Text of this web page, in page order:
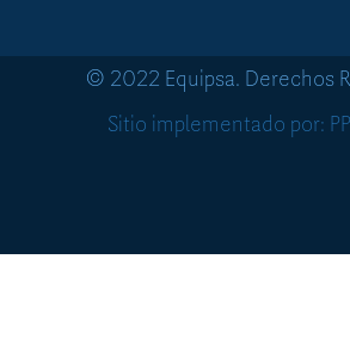
© 2022 Equipsa. Derechos
Sitio implementado por: